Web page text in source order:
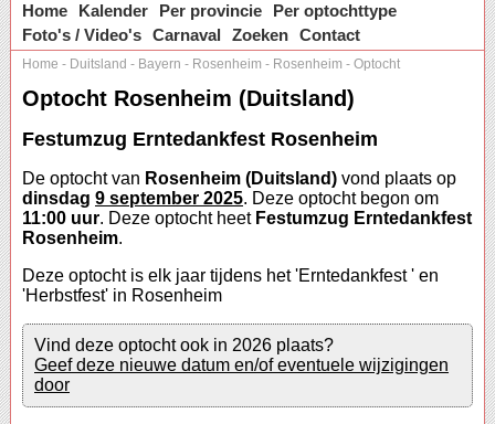
Home
Kalender Per provincie
Per optochttype
Foto's / Video's Carnaval Zoeken Contact
Home - Duitsland - Bayern - Rosenheim - Rosenheim - Optocht
Optocht Rosenheim (Duitsland)
Festumzug Erntedankfest Rosenheim
De optocht van Rosenheim (Duitsland) vond plaats op
dinsdag 9 september 2025. Deze optocht begon om
11:00 uur. Deze optocht heet Festumzug Erntedankfest
Rosenheim.
Deze optocht is elk jaar tijdens het 'Erntedankfest ' en
'Herbstfest' in Rosenheim
Vind deze optocht ook in 2026 plaats?
Geef deze nieuwe datum en/of eventuele wijzigingen
door